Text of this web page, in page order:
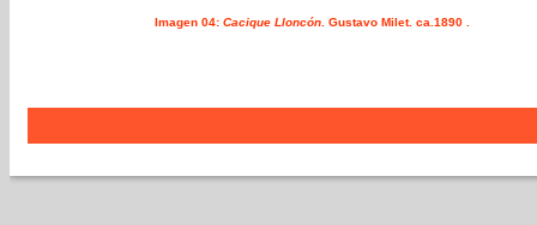
Imagen 04: Cacique Lloncón . Gustavo Milet. ca.1890 .